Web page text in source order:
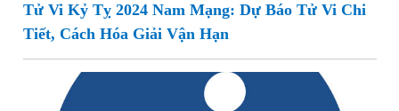
Tử Vi Kỷ Tỵ 2024 Nam Mạng: Dự Báo Tử Vi Chi
Tiết, Cách Hóa Giải Vận Hạn